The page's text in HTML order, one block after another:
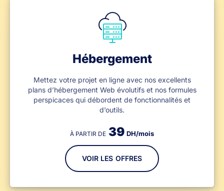
Hébergement
Mettez votre projet en ligne avec nos excellents
plans d’hébergement Web évolutifs et nos formules
perspicaces qui débordent de fonctionnalités et
d’outils.
À PARTIR DE 39 DH/mois
VOIR LES OFFRES